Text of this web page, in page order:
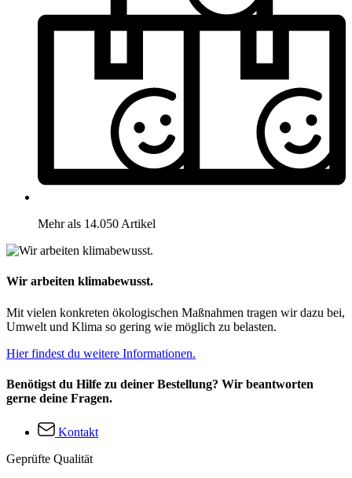
Mehr als 14.050 Artikel
Wir arbeiten klimabewusst.
Mit vielen konkreten ökologischen Maßnahmen tragen wir dazu bei,
Umwelt und Klima so gering wie möglich zu belasten.
Hier findest du weitere Informationen.
Benötigst du Hilfe zu deiner Bestellung? Wir beantworten
gerne deine Fragen.
Kontakt
Geprüfte Qualität